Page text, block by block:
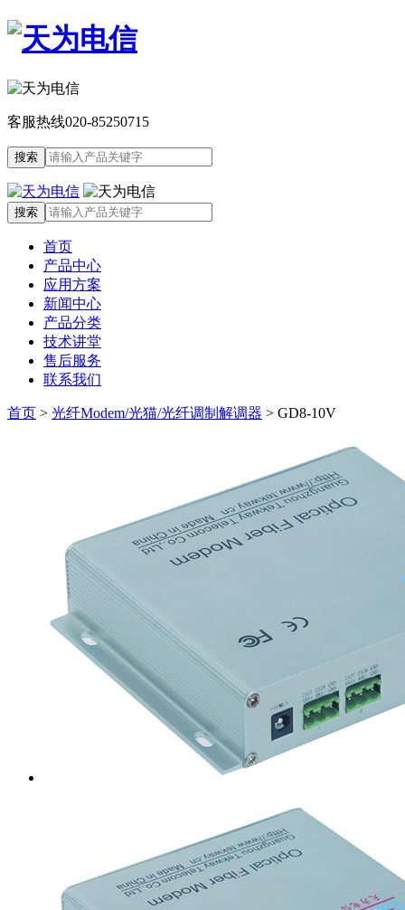
客服热线020-85250715
首页
产品中心
应用方案
新闻中心
产品分类
技术讲堂
售后服务
联系我们
首页 > 光纤Modem/光猫/光纤调制解调器 > GD8-10V